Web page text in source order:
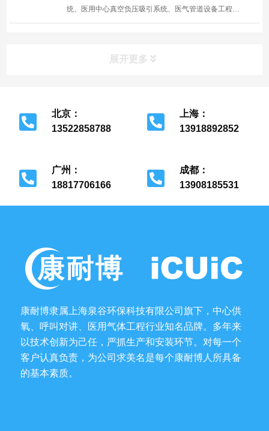
统、医用中心真空负压吸引系统、医气管道设备工程安
装
展开更多
北京：
13522858788
上海：
13918892852
广州：
18817706166
成都：
13908185531
康耐博隶属上海泉谷环保科技有限公司旗下，中心供
氧、呼叫对讲、医用气体工程行业知名品牌。多年来
以技术创新为己任，严抓生产和安装环节。对每一个
客户认真负责，为公司求美名是每个康耐博人所具备
的基本素质。